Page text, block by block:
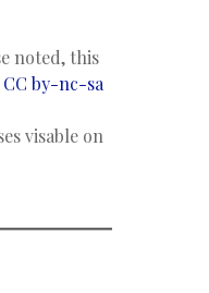
noted, this
CC by-nc-sa
visable on